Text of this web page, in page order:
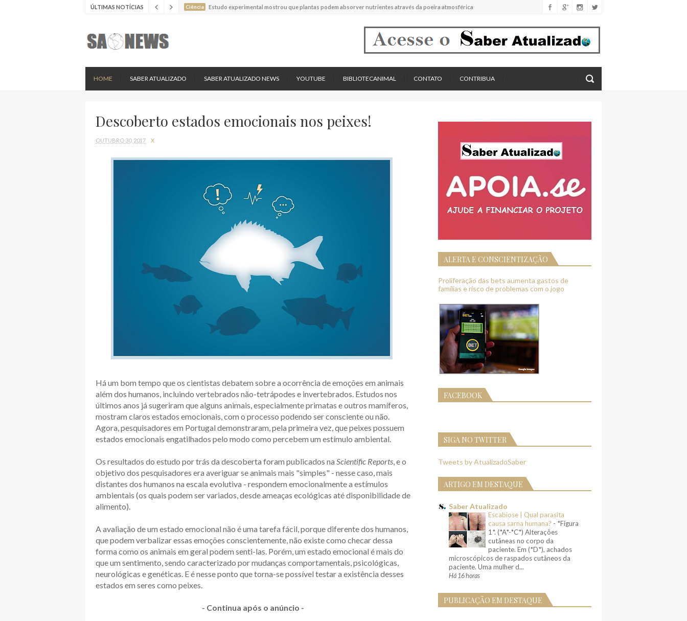
ÚLTIMAS NOTÍCIAS Ciência Estudo experimental mostrou que plantas podem absorver nutrientes através da poeira atmosférica
Batimentos cardíacos promovem supressão do crescimento de cânceres no coração de mamíferos, aponta estudo
HOME SABER ATUALIZADO SABER ATUALIZADO NEWS YOUTUBE BIBLIOTECANIMAL CONTATO CONTRIBUA
Descoberto estados emocionais nos peixes!
OUTUBRO 30, 2017 X
Há um bom tempo que os cientistas debatem sobre a ocorrência de emoções em animais
além dos humanos, incluindo vertebrados não-tetrápodes e invertebrados. Estudos nos
últimos anos já sugeriram que alguns animais, especialmente primatas e outros mamíferos,
mostram claros estados emocionais, com o processo podendo ser consciente ou não.
Agora, pesquisadores em Portugal demonstraram, pela primeira vez, que peixes possuem
estados emocionais engatilhados pelo modo como percebem um estímulo ambiental.
Os resultados do estudo por trás da descoberta foram publicados na Scientific Reports, e o
objetivo dos pesquisadores era averiguar se animais mais "simples" - nesse caso, mais
distantes dos humanos na escala evolutiva - respondem emocionalmente a estímulos
ambientais (os quais podem ser variados, desde ameaças ecológicas até disponibilidade de
alimento).
A avaliação de um estado emocional não é uma tarefa fácil, porque diferente dos humanos,
que podem verbalizar essas emoções conscientemente, não existe como checar dessa
forma como os animais em geral podem senti-las. Porém, um estado emocional é mais do
que um sentimento, sendo caracterizado por mudanças comportamentais, psicológicas,
neurológicas e genéticas. E é nesse ponto que torna-se possível testar a existência desses
estados em seres como peixes.
- Continua após o anúncio -
ALERTA E CONSCIENTIZAÇÃO
Proliferação das bets aumenta gastos de
famílias e risco de problemas com o jogo
FACEBOOK
SIGA NO TWITTER
Tweets by AtualizadoSaber
ARTIGO EM DESTAQUE
Saber Atualizado
Escabiose | Qual parasita
causa sarna humana? - *Figura
1*. (*A*-*C*) Alterações
cutâneas no corpo da
paciente. Em (*D*), achados
microscópicos de raspados cutâneos da
paciente. Uma mulher d...
Há 16 horas
PUBLICAÇÃO EM DESTAQUE